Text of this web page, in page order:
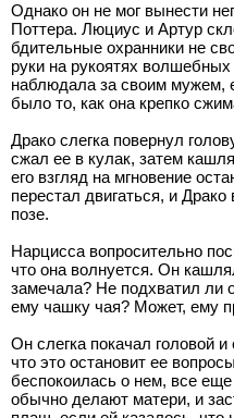
Однако он не мог вынести
Поттера. Люциус и Артур
бдительные охранники не
руки на рукоятях
наблюдала за своим мужем,
было то, как она крепко
Драко слегка повернул
сжал ее в кулак, затем
его взгляд на мгновение
перестал двигаться, и
позе.
Нарцисса вопросительно
что она волнуется. Он
замечала? Не подхватил ли
ему чашку чая? Может, ему
Он слегка покачал головой
что это остановит ее
беспокоилась о нем, все еще
обычно делают матери, и